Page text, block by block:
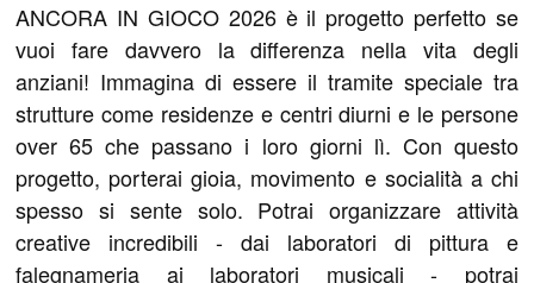
ANCORA IN GIOCO 2026 è il progetto perfetto se
vuoi fare davvero la differenza nella vita degli
anziani! Immagina di essere il tramite speciale tra
strutture come residenze e centri diurni e le persone
over 65 che passano i loro giorni lì. Con questo
progetto, porterai gioia, movimento e socialità a chi
spesso si sente solo. Potrai organizzare attività
creative incredibili - dai laboratori di pittura e
falegnameria ai laboratori musicali - potrai